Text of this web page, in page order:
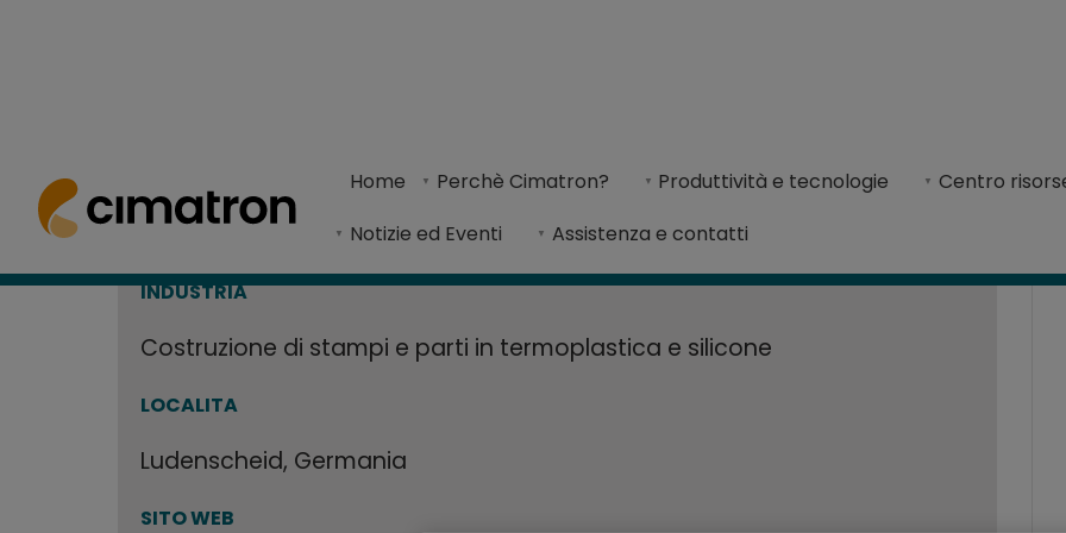
Home Perchè Cimatron? Produttività e tecnologie
Centro
Notizie ed Eventi
Assistenza e contatti
> Cimatron offre miglioramenti significativi nei tempi di progettazione e produzione
Junk e Halverscheid hanno migliorato i tempi di consegna e aumentato la competitività
Cimatron offre miglioramenti
nei tempi di progettazione e
INDUSTRIA
Costruzione di stampi e parti in termoplastica e silicone
LOCALITA
Ludenscheid, Germania
SITO WEB